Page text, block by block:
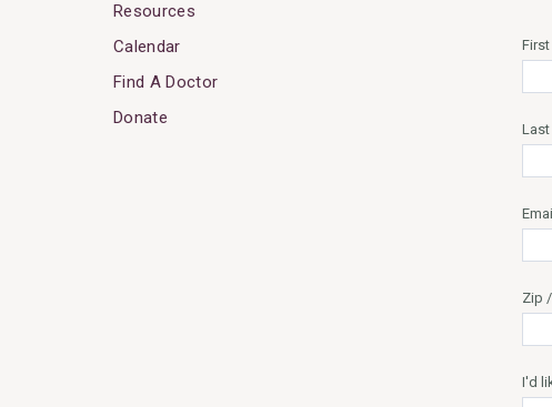
Resources
Calendar
Find A Doctor
Donate